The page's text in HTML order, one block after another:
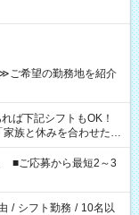
ご希望の勤務地を紹介
」 「できれば残業はし
ワーク希望
間と、もう1つのお仕事
合は応募できません。
■ご応募から最短2～3
/ シフト勤務 / 10名以